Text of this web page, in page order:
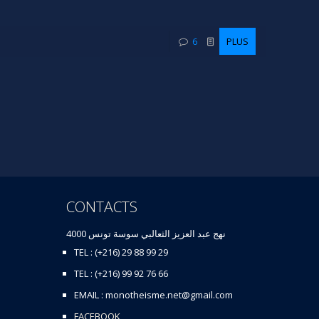
6 PLUS
CONTACTS
نهج عبد العزيز الثعالبي سوسة تونس 4000
TEL : (+216) 29 88 99 29
TEL : (+216) 99 92 76 66
EMAIL : monotheisme.net@gmail.com
FACEBOOK